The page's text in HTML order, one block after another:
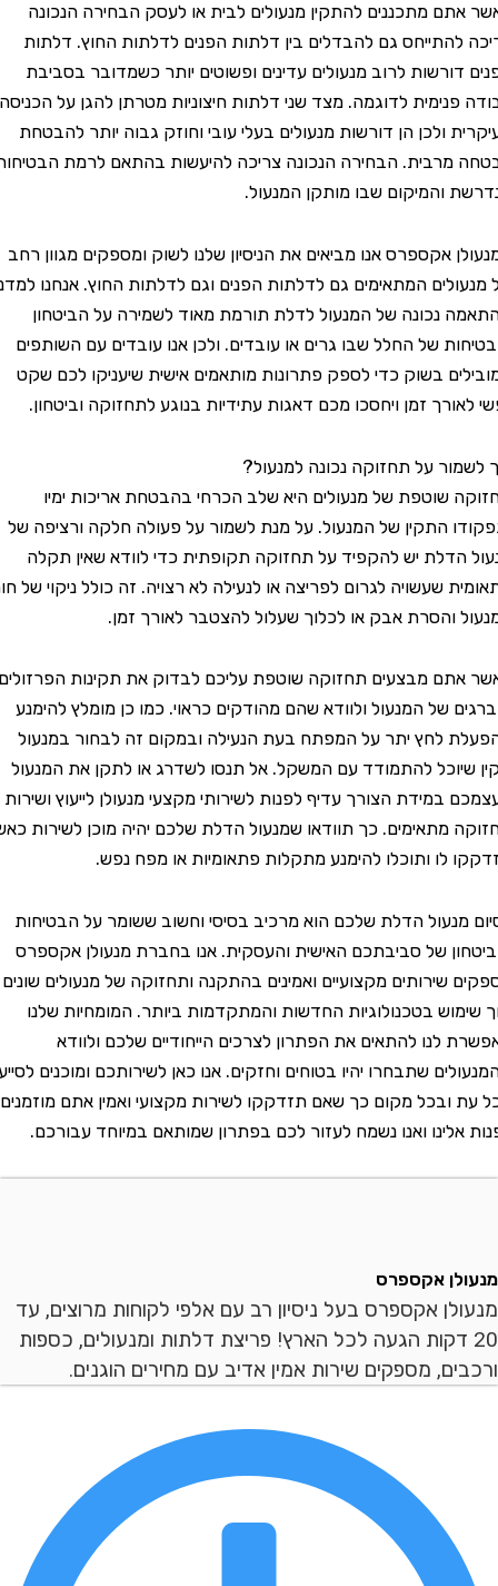
מתכננים להתקין מנעולים לבית או לעסק הבחירה הנכונה
גם להבדלים בין דלתות הפנים לדלתות החוץ. דלתות
לרוב מנעולים עדינים ופשוטים יותר כשמדובר בסביבת
לדוגמה. מצד שני דלתות חיצוניות מטרתן להגן על הכניסה
ולכן הן דורשות מנעולים בעלי עובי וחוזק גבוה יותר להבטחת
הבחירה הנכונה צריכה להיעשות בהתאם לרמת הבטיחות
והמיקום שבו מותקן המנעול.
אקספרס אנו מביאים את הניסיון שלנו לשוק ומספקים מגוון רחב
המתאימים גם לדלתות הפנים וגם לדלתות החוץ. אנחנו למדנו
נכונה של המנעול לדלת תורמת מאוד לשמירה על הביטחון
של החלל שבו גרים או עובדים. ולכן אנו עובדים עם השותפים
בשוק כדי לספק פתרונות מותאמים אישית שיעניקו לכם שקט
זמן ויחסכו מכם דאגות עתידיות בנוגע לתחזוקה וביטחון.
על תחזוקה נכונה למנעול?
שוטפת של מנעולים היא שלב הכרחי בהבטחת אריכות ימיו
התקין של המנעול. על מנת לשמור על פעולה חלקה ורציפה של
יש להקפיד על תחזוקה תקופתית כדי לוודא שאין תקלה
שעשויה לגרום לפריצה או לנעילה לא רצויה. זה כולל ניקוי של חור
והסרת אבק או לכלוך שעלול להצטבר לאורך זמן.
מבצעים תחזוקה שוטפת עליכם לבדוק את תקינות הפרזולים
של המנעול ולוודא שהם מהודקים כראוי. כמו כן מומלץ להימנע
לחץ יתר על המפתח בעת הנעילה ובמקום זה לבחור במנעול
להתמודד עם המשקל. אל תנסו לשדרג או לתקן את המנעול
הצורך עדיף לפנות לשירותי מקצעי מנעולן לייעוץ ושירות
מתאימים. כך תוודאו שמנעול הדלת שלכם יהיה מוכן לשירות כאשר
לו ותוכלו להימנע מתקלות פתאומיות או מפח נפש.
הדלת שלכם הוא מרכיב בסיסי וחשוב ששומר על הבטיחות
של סביבתכם האישית והעסקית. אנו בחברת מנעולן אקספרס
מקצועיים ואמינים בהתקנה ותחזוקה של מנעולים שונים
בטכנולוגיות החדשות והמתקדמות ביותר. המומחיות שלנו
להתאים את הפתרון לצרכים הייחודיים שלכם ולוודא
שתבחרו יהיו בטוחים וחזקים. אנו כאן לשירותכם ומוכנים לסייע
מקום כך שאם תזדקקו לשירות מקצועי ואמין אתם מוזמנים
ואנו נשמח לעזור לכם בפתרון שמותאם במיוחד עבורכם.
אקספרס
אקספרס בעל ניסיון רב עם אלפי לקוחות מרוצים, עד
דקות הגעה לכל הארץ! פריצת דלתות ומנעולים, כספות
מספקים שירות אמין אדיב עם מחירים הוגנים.